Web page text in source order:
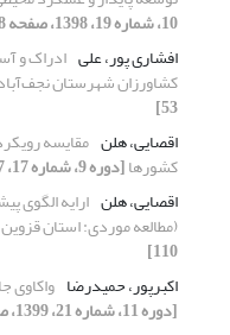
10، شماره 19، 1398، صفحه 48-60]
افشاری پور، علی ادراک و
کشاورزان شهرستان
53]
اقصایی، هلن مقایسه
کشورها[دوره 9، شماره 17، 1397، صفحه 17-24]
اقصایی، هلن ارایه الگوی
(مطالعه موردی: استان
110]
اکبرپور، حمیدرضا واکاوی
[دوره 11، شماره 21، 1399، صفحه 93-110]